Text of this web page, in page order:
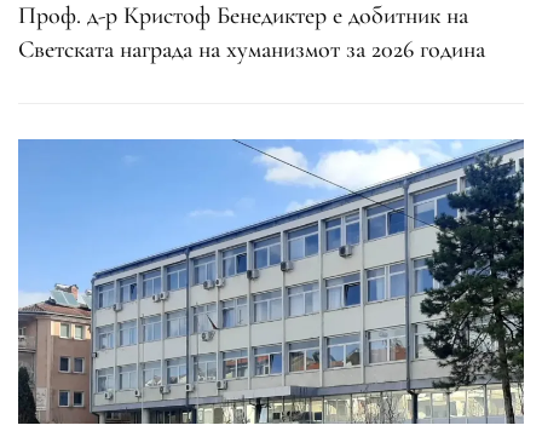
Проф. д-р Кристоф Бенедиктер е добитник на
Светската награда на хуманизмот за 2026 година